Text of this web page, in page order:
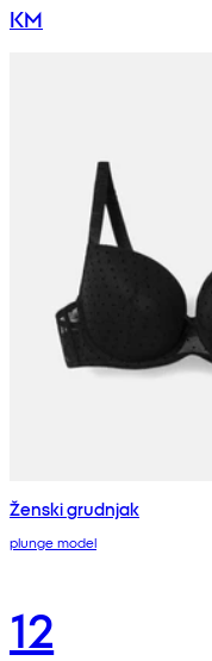
KM
Ženski grudnjak
plunge model
12